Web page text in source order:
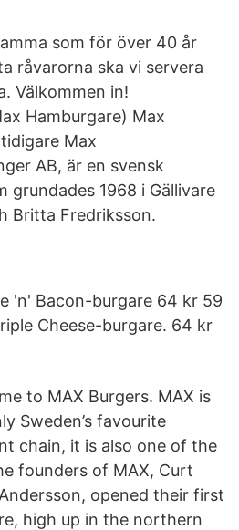
som för över 40 år
råvarorna ska vi servera
Välkommen in!
Hamburgare) Max
Max
AB, är en svensk
grundades 1968 i Gällivare
Britta Fredriksson.
'n' Bacon-burgare 64 kr 59
Cheese-burgare. 64 kr
to MAX Burgers. MAX is
Sweden’s favourite
chain, it is also one of the
founders of MAX, Curt
opened their first
high up in the northern